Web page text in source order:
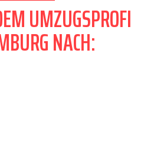
UMZUGSPROFI
NACH: